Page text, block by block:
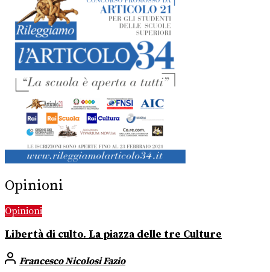
Opinioni
Opinioni
Libertà di culto. La piazza delle tre Culture
Francesco Nicolosi Fazio